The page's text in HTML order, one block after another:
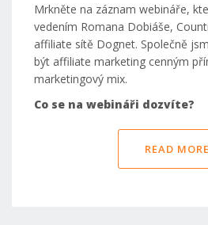
Mrkněte na záznam webináře,
vedením Romana Dobiáše,
affiliate sítě Dognet. Společně
být affiliate marketing cenným
marketingový mix.
Co se na webináři dozvíte?
READ MORE